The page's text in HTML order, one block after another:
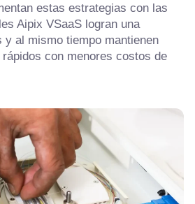
estas estrategias con las
Aipix VSaaS logran una
y al mismo tiempo mantienen
con menores costos de